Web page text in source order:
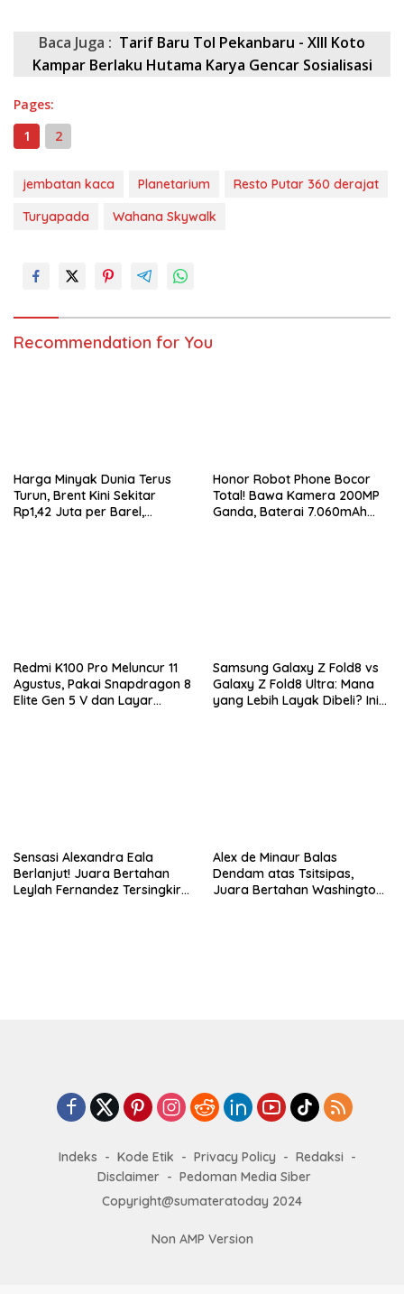
Baca Juga : Tarif Baru Tol Pekanbaru - XIII Koto
Kampar Berlaku Hutama Karya Gencar Sosialisasi
Pages:
1
2
jembatan kaca Planetarium
Resto Putar 360 derajat
Turyapada
Wahana Skywalk
Recommendation for You
Harga Minyak Dunia Terus
Turun, Brent Kini Sekitar
Rp1,42 Juta per Barel,
Honor Robot Phone Bocor
Total! Bawa Kamera 200MP
Ganda, Baterai 7.060mAh
Redmi K100 Pro Meluncur 11
Agustus, Pakai Snapdragon 8
Elite Gen 5 V dan Layar
Samsung Galaxy Z Fold8 vs
Galaxy Z Fold8 Ultra: Mana
yang Lebih Layak Dibeli? Ini
Sensasi Alexandra Eala
Berlanjut! Juara Bertahan
Leylah Fernandez Tersingkir
Alex de Minaur Balas
Dendam atas Tsitsipas,
Juara Bertahan Washington
Indeks Kode Etik Privacy Policy
Redaksi
Disclaimer
Pedoman Media Siber
Copyright@sumateratoday 2024
Non AMP Version